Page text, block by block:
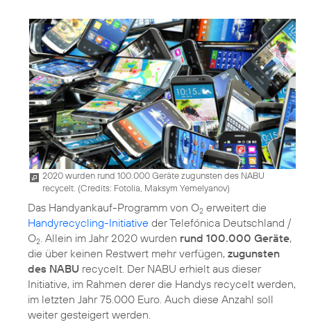
2020 wurden rund 100.000 Geräte zugunsten des NABU
recycelt. (Credits: Fotolia, Maksym Yemelyanov)
Das Handyankauf-Programm von O2 erweitert die
Handyrecycling-Initiative der Telefónica Deutschland /
O2. Allein im Jahr 2020 wurden rund 100.000 Geräte,
die über keinen Restwert mehr verfügen, zugunsten
des NABU recycelt. Der NABU erhielt aus dieser
Initiative, im Rahmen derer die Handys recycelt werden,
im letzten Jahr 75.000 Euro. Auch diese Anzahl soll
weiter gesteigert werden.